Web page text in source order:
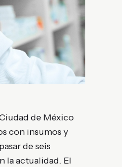
de México
con insumos y
de seis
la actualidad. El